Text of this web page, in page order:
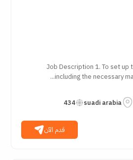
Job Description 1. To set
including the necessary
suadi arabia
434
قدم الآن